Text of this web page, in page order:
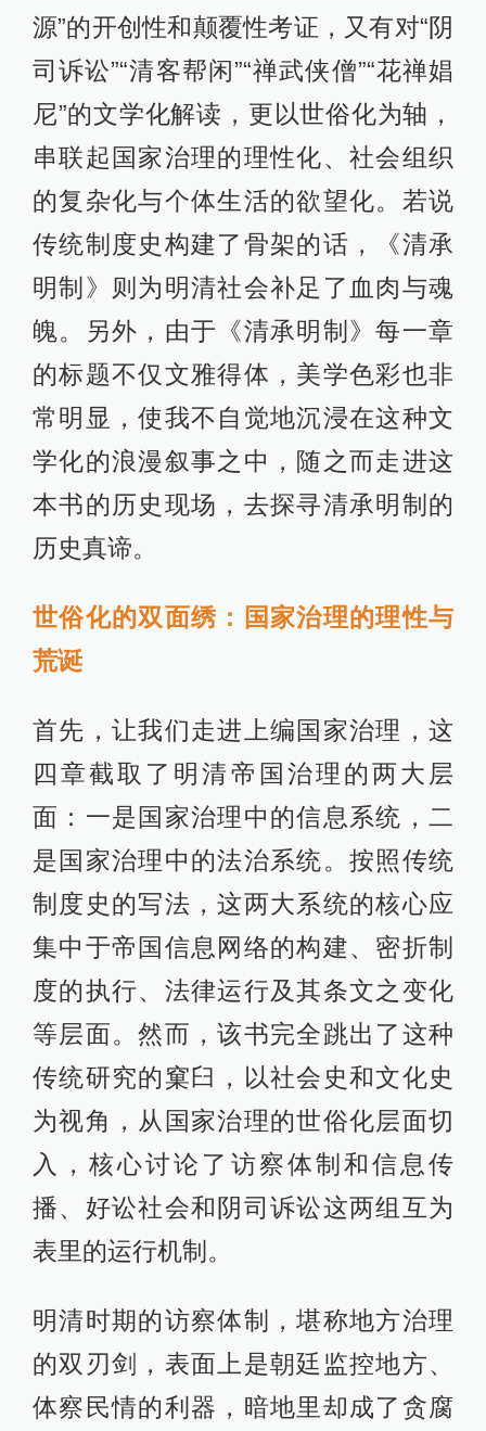
源”的开创性和颠覆性考证，又有对“阴
司诉讼”“清客帮闲”“禅武侠僧”“花禅娼
尼”的文学化解读，更以世俗化为轴，
串联起国家治理的理性化、社会组织
的复杂化与个体生活的欲望化。若说
传统制度史构建了骨架的话，《清承
明制》则为明清社会补足了血肉与魂
魄。另外，由于《清承明制》每一章
的标题不仅文雅得体，美学色彩也非
常明显，使我不自觉地沉浸在这种文
学化的浪漫叙事之中，随之而走进这
本书的历史现场，去探寻清承明制的
历史真谛。
世俗化的双面绣：国家治理的理性与
荒诞
首先，让我们走进上编国家治理，这
四章截取了明清帝国治理的两大层
面：一是国家治理中的信息系统，二
是国家治理中的法治系统。按照传统
制度史的写法，这两大系统的核心应
集中于帝国信息网络的构建、密折制
度的执行、法律运行及其条文之变化
等层面。然而，该书完全跳出了这种
传统研究的窠臼，以社会史和文化史
为视角，从国家治理的世俗化层面切
入，核心讨论了访察体制和信息传
播、好讼社会和阴司诉讼这两组互为
表里的运行机制。
明清时期的访察体制，堪称地方治理
的双刃剑，表面上是朝廷监控地方、
体察民情的利器，暗地里却成了贪腐